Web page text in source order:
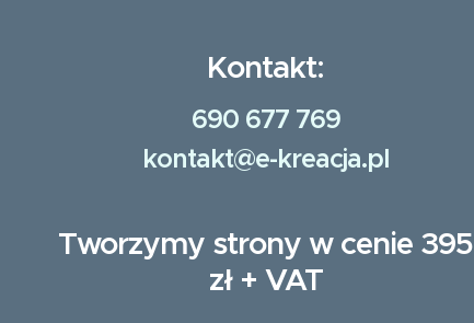
Kontakt:
690 677 769
kontakt@e-kreacja.pl
Tworzymy strony w cenie 395
zł + VAT